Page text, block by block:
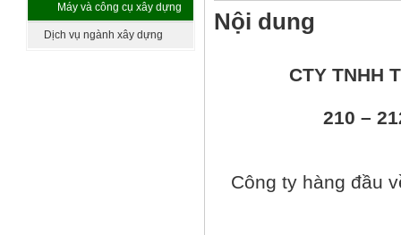
Máy và công cụ xây dựng
khácDịch vụ ngành xây dựng Nội dung
CTY TNHH
210 –
Công ty hàng đầu